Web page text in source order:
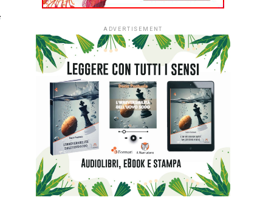
ADVERTISEMENT